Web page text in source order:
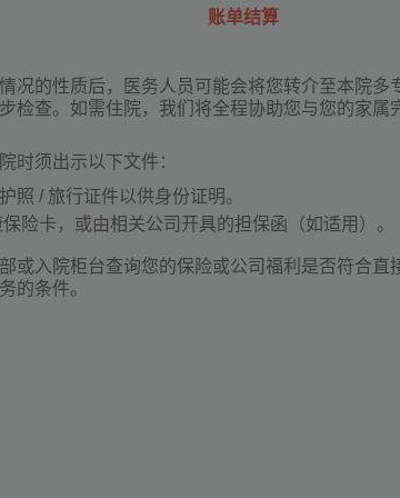
账单结算
况的性质后，医务人员可能会将您转介至本院多
检查。如需住院，我们将全程协助您与您的家属
时须出示以下文件：
照 / 旅行证件以供身份证明。
险卡，或由相关公司开具的担保函（如适用）。
或入院柜台查询您的保险或公司福利是否符合直
的条件。